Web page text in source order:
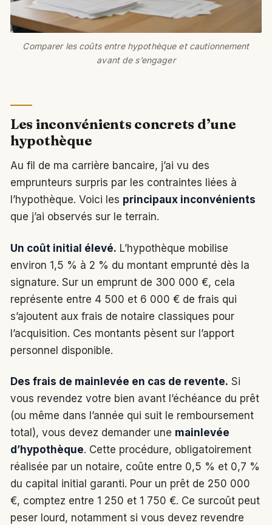
Comparer les coûts entre hypothèque et cautionnement
avant de s’engager
Les inconvénients concrets d’une
hypothèque
Au fil de ma carrière bancaire, j’ai vu des
emprunteurs surpris par les contraintes liées à
l’hypothèque. Voici les principaux inconvénients
que j’ai observés sur le terrain.
Un coût initial élevé. L’hypothèque mobilise
environ 1,5 % à 2 % du montant emprunté dès la
signature. Sur un emprunt de 300 000 €, cela
représente entre 4 500 et 6 000 € de frais qui
s’ajoutent aux frais de notaire classiques pour
l’acquisition. Ces montants pèsent sur l’apport
personnel disponible.
Des frais de mainlevée en cas de revente. Si
vous revendez votre bien avant l’échéance du prêt
(ou même dans l’année qui suit le remboursement
total), vous devez demander une mainlevée
d’hypothèque. Cette procédure, obligatoirement
réalisée par un notaire, coûte entre 0,5 % et 0,7 %
du capital initial garanti. Pour un prêt de 250 000
€, comptez entre 1 250 et 1 750 €. Ce surcoût peut
peser lourd, notamment si vous devez revendre